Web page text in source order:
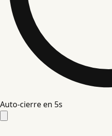
Auto-cierre en 4s